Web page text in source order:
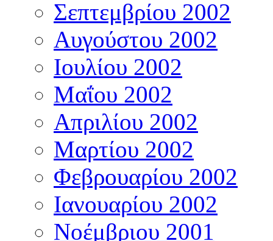
Σεπτεμβρίου 2002
Αυγούστου 2002
Ιουλίου 2002
Μαΐου 2002
Απριλίου 2002
Μαρτίου 2002
Φεβρουαρίου 2002
Ιανουαρίου 2002
Νοέμβριου 2001